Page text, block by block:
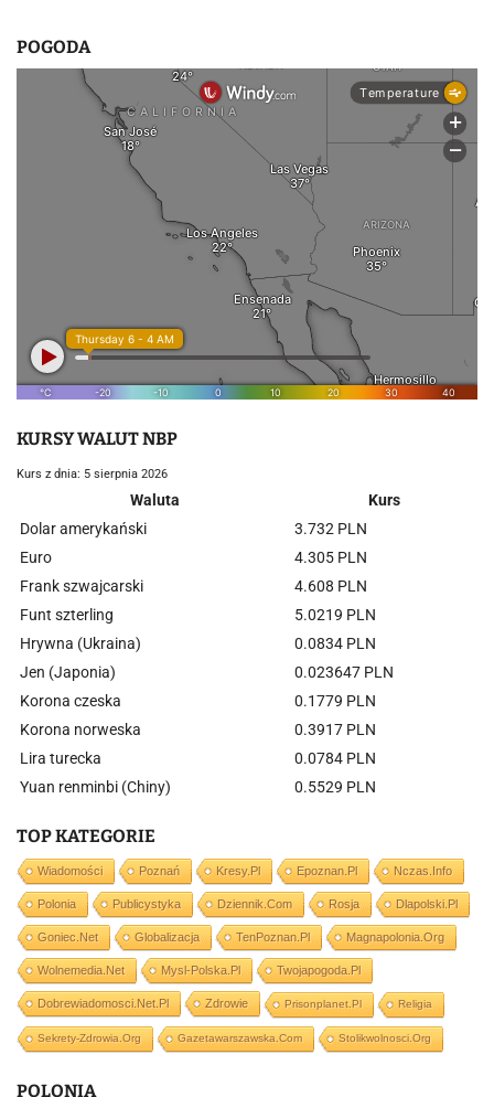
POGODA
KURSY WALUT NBP
Kurs z dnia: 5 sierpnia 2026
Waluta
Kurs
Dolar amerykański
3.732 PLN
Euro
4.305 PLN
Frank szwajcarski
4.608 PLN
Funt szterling
5.0219 PLN
Hrywna (Ukraina)
0.0834 PLN
Jen (Japonia)
0.023647 PLN
Korona czeska
0.1779 PLN
Korona norweska
0.3917 PLN
Lira turecka
0.0784 PLN
Yuan renminbi (Chiny)
0.5529 PLN
TOP KATEGORIE
Wiadomości Poznań Kresy.pl Epoznan.pl Nczas.info
Polonia Publicystyka Dziennik.com Rosja Dlapolski.pl
Goniec.net Globalizacja TenPoznan.pl Magnapolonia.org
Wolnemedia.net Mysl-Polska.pl Twojapogoda.pl
Dobrewiadomosci.net.pl Zdrowie Prisonplanet.pl Religia
Sekrety-Zdrowia.org Gazetawarszawska.com Stolikwolnosci.org
POLONIA